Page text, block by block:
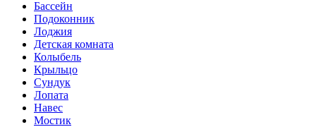
Бассейн
Подоконник
Лоджия
Детская комната
Колыбель
Крыльцо
Сундук
Лопата
Навес
Мостик